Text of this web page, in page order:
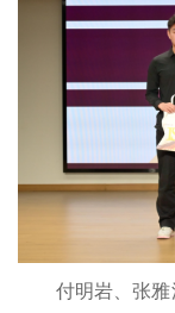
付明岩、张